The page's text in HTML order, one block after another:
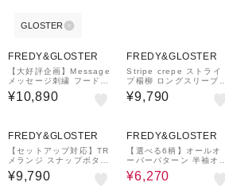
GLOSTER
FREDY&GLOSTER
【大好評企画】Message
メッセージ刺繍 フードオ
ックスシャツ パート3
¥10,890
FREDY&GLOSTER
Stripe crepe ストライ
プ楊柳 ロングスリーブオ
ーバーサイズシャツ
¥9,790
FREDY&GLOSTER
【セットアップ対応】TR
メランジ スナップボタン
シャツ
¥9,790
FREDY&GLOSTER
【選べる6柄】オールオ
ーバーパターン 半袖オー
プンカラーシャツ
¥6,270